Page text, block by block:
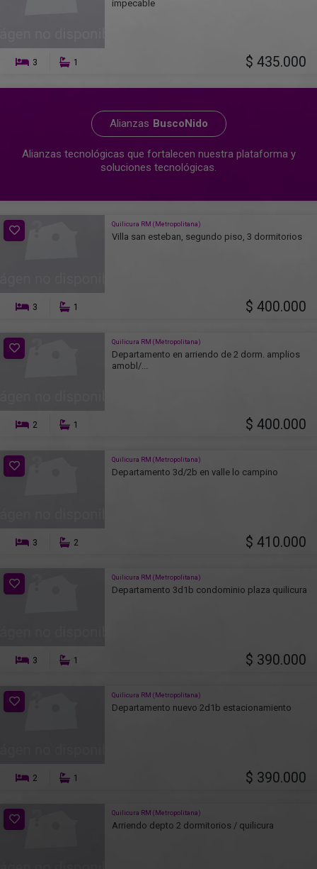
impecable
3 1 $ 435.000
Alianzas BuscoNido
Alianzas tecnológicas que fortalecen nuestra plataforma y
soluciones tecnológicas.
Quilicura RM (Metropolitana)
Villa san esteban, segundo piso, 3 dormitorios
3 1 $ 400.000
Quilicura RM (Metropolitana)
Departamento en arriendo de 2 dorm. amplios
amobl/...
2 1 $ 400.000
Quilicura RM (Metropolitana)
Departamento 3d/2b en valle lo campino
3 2 $ 410.000
Quilicura RM (Metropolitana)
Departamento 3d1b condominio plaza quilicura
3 1 $ 390.000
Quilicura RM (Metropolitana)
Departamento nuevo 2d1b estacionamiento
2 1 $ 390.000
Quilicura RM (Metropolitana)
Arriendo depto 2 dormitorios / quilicura